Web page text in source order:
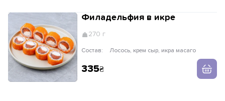
Филадельфия в икре
270 г
Состав: Лосось, крем сыр, икра масаго
335